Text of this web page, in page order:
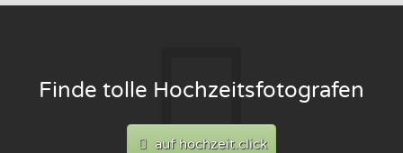
Finde tolle Hochzeitsfotografen
auf hochzeit.click